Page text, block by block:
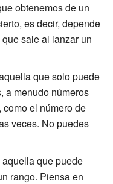
obtenemos de un
es decir, depende
sale al lanzar un
que solo puede
a menudo números
el número de
veces. No puedes
aquella que puede
rango. Piensa en